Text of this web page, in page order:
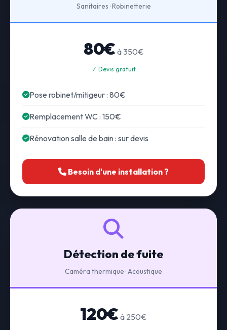
Sanitaires · Robinetterie
80€ à 350€
✓ Devis gratuit
Pose robinet/mitigeur : 80€
Remplacement WC : 150€
Rénovation salle de bain : sur devis
Besoin d'une installation ?
Détection de fuite
Caméra thermique · Acoustique
120€ à 250€